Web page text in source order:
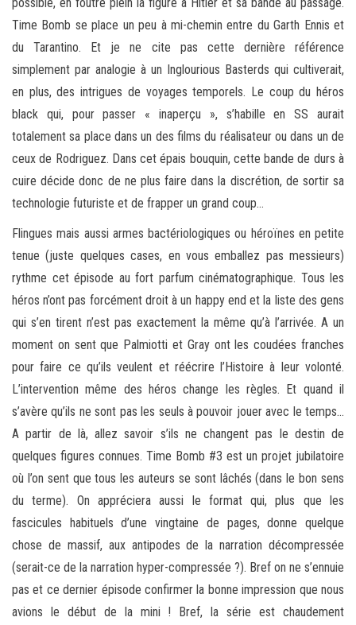
Time Bomb se place un peu à mi-chemin entre du Garth Ennis et
du Tarantino. Et je ne cite pas cette dernière référence
simplement par analogie à un Inglourious Basterds qui cultiverait,
en plus, des intrigues de voyages temporels. Le coup du héros
black qui, pour passer « inaperçu », s’habille en SS aurait
totalement sa place dans un des films du réalisateur ou dans un de
ceux de Rodriguez. Dans cet épais bouquin, cette bande de durs à
cuire décide donc de ne plus faire dans la discrétion, de sortir sa
technologie futuriste et de frapper un grand coup…
Flingues mais aussi armes bactériologiques ou héroïnes en petite
tenue (juste quelques cases, en vous emballez pas messieurs)
rythme cet épisode au fort parfum cinématographique. Tous les
héros n’ont pas forcément droit à un happy end et la liste des gens
qui s’en tirent n’est pas exactement la même qu’à l’arrivée. A un
moment on sent que Palmiotti et Gray ont les coudées franches
pour faire ce qu’ils veulent et réécrire l’Histoire à leur volonté.
L’intervention même des héros change les règles. Et quand il
s’avère qu’ils ne sont pas les seuls à pouvoir jouer avec le temps…
A partir de là, allez savoir s’ils ne changent pas le destin de
quelques figures connues. Time Bomb #3 est un projet jubilatoire
où l’on sent que tous les auteurs se sont lâchés (dans le bon sens
du terme). On appréciera aussi le format qui, plus que les
fascicules habituels d’une vingtaine de pages, donne quelque
chose de massif, aux antipodes de la narration décompressée
(serait-ce de la narration hyper-compressée ?). Bref on ne s’ennuie
pas et ce dernier épisode confirmer la bonne impression que nous
avions le début de la mini ! Bref, la série est chaudement